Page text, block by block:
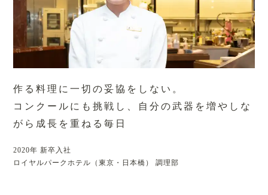
作る料理に一切の妥協をしない。
コンクールにも挑戦し、自分の武器を増やしな
がら成長を重ねる毎日
2020年 新卒入社
ロイヤルパークホテル（東京・日本橋） 調理部